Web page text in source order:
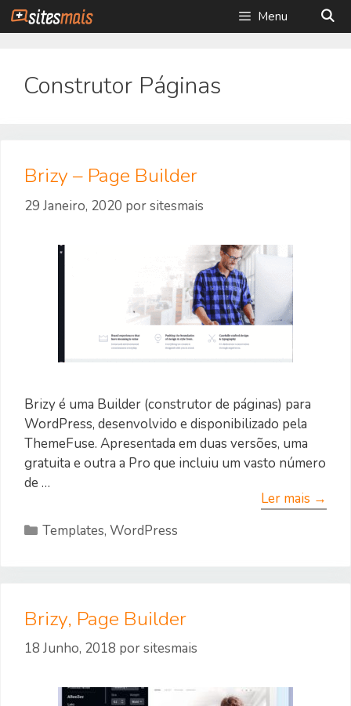
Saltar
para
Menu
Construtor Páginas
Brizy – Page Builder
29 Janeiro, 2020 porsitesmais
Brizy é uma Builder (construtor de páginas) para
WordPress, desenvolvido e disponibilizado pela
ThemeFuse. Apresentada em duas versões, uma
gratuita e outra a Pro que incluiu um vasto número
de …
Ler mais →
Categorias
Templates,WordPress
Brizy, Page Builder
18 Junho, 2018 porsitesmais